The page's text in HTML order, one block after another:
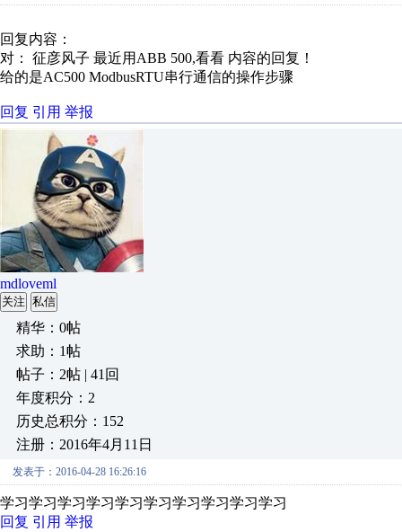
回复内容：
对： 征彦风子 最近用ABB 500,看看 内容的回复！
给的是AC500 ModbusRTU串行通信的操作步骤
回复 引用 举报
mdloveml
关注 私信
精华：0帖
求助：1帖
帖子：2帖 | 41回
年度积分：2
历史总积分：152
注册：2016年4月11日
发表于：2016-04-28 16:26:16
学习学习学习学习学习学习学习学习学习学习
回复 引用 举报